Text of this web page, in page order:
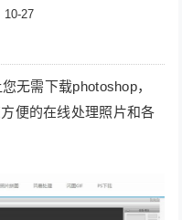
10-27
需下载photoshop，
便的在线处理照片和各